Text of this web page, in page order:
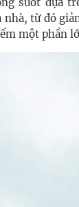
nhà, từ đó
một phần